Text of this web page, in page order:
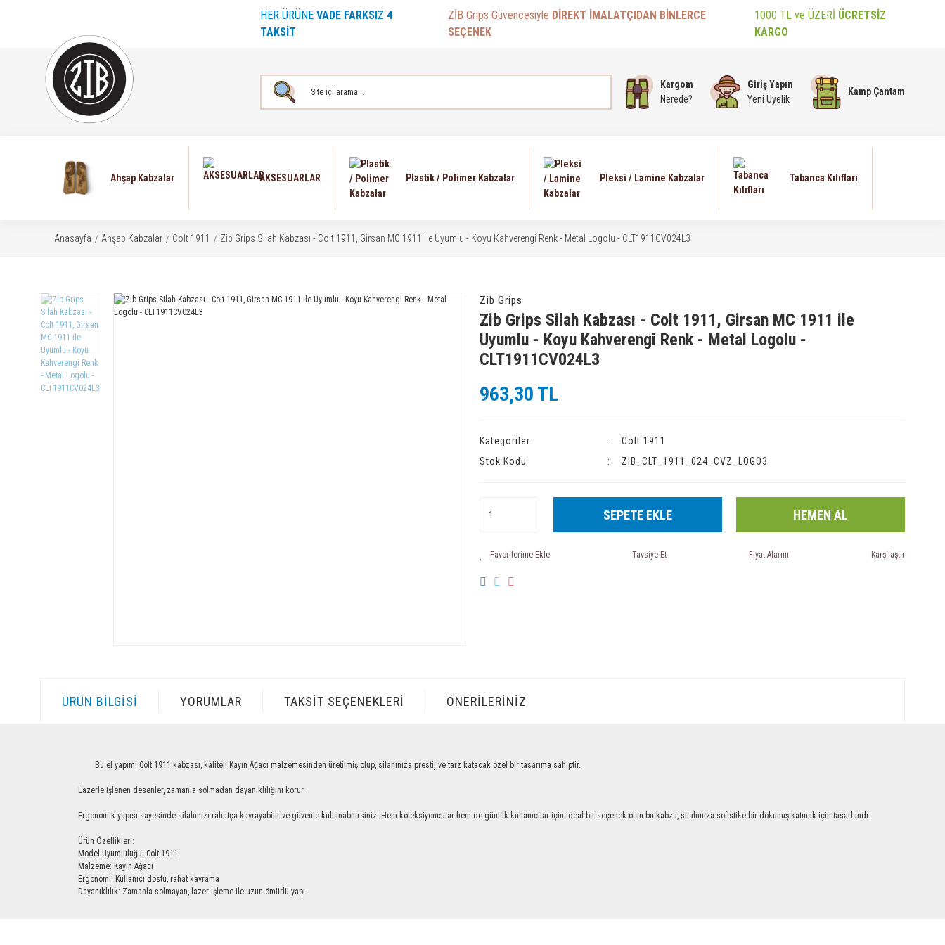
HER ÜRÜNE VADE FARKSIZ 4
TAKSİT
ZİB Grips Güvencesiyle DİREKT İMALATÇIDAN BİNLERCE
SEÇENEK
1000 TL ve ÜZERİ ÜCRETSİZ
KARGO
Kargom
Nerede?
Giriş Yapın
Yeni Üyelik
Kamp Çantam
Ahşap Kabzalar AKSESUARLAR Plastik / Polimer Kabzalar Pleksi / Lamine Kabzalar Tabanca Kılıfları
Anasayfa Ahşap Kabzalar Colt 1911 Zib Grips Silah Kabzası - Colt 1911, Girsan MC 1911 ile Uyumlu - Koyu Kahverengi Renk - Metal Logolu - CLT1911CV024L3
Zib Grips
Zib Grips Silah Kabzası - Colt 1911, Girsan MC 1911 ile
Uyumlu - Koyu Kahverengi Renk - Metal Logolu -
CLT1911CV024L3
963,30 TL
Kategoriler
Colt 1911
Stok Kodu
ZIB_CLT_1911_024_CVZ_LOGO3
SEPETE EKLE HEMEN AL
Tavsiye Et Fiyat Alarmı Karşılaştır
ÜRÜN BILGISI YORUMLAR TAKSIT SEÇENEKLERI ÖNERILERINIZ
Bu el yapımı Colt 1911 kabzası, kaliteli Kayın Ağacı malzemesinden üretilmiş olup, silahınıza prestij ve tarz katacak özel bir tasarıma sahiptir.
Lazerle işlenen desenler, zamanla solmadan dayanıklılığını korur.
Ergonomik yapısı sayesinde silahınızı rahatça kavrayabilir ve güvenle kullanabilirsiniz. Hem koleksiyoncular hem de günlük kullanıcılar için ideal bir seçenek olan bu kabza, silahınıza sofistike bir dokunuş katmak için tasarlandı.
Ürün Özellikleri:
Model Uyumluluğu: Colt 1911
Malzeme: Kayın Ağacı
Ergonomi: Kullanıcı dostu, rahat kavrama
Dayanıklılık: Zamanla solmayan, lazer işleme ile uzun ömürlü yapı